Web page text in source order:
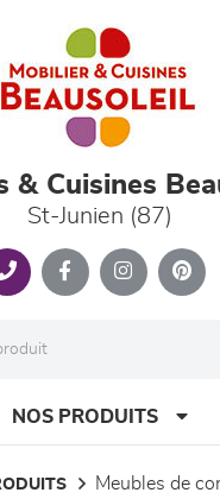
& Cuisines
St-Junien (87)
NOS PRODUITS
meubles de